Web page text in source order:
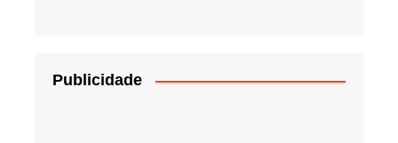
Publicidade